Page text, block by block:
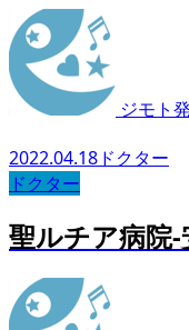
ジモト
2022.04.18 ドクター
ドクター
聖ルチア病院